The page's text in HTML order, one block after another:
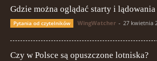
Gdzie można oglądać starty i
Pytania od czytelników WingWatcher - 27 kwietnia
Czy w Polsce są opuszczone lotniska?